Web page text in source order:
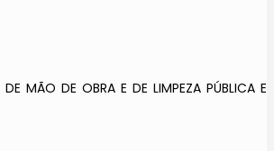
MÃO DE OBRA E DE LIMPEZA PÚBLICA E